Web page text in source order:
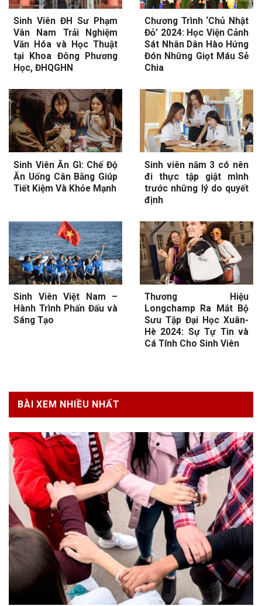
Sinh Viên ĐH Sư Phạm
Vân Nam Trải Nghiệm
Văn Hóa và Học Thuật
tại Khoa Đông Phương
Học, ĐHQGHN
Chương Trình ‘Chủ Nhật
Đỏ’ 2024: Học Viện Cảnh
Sát Nhân Dân Hào Hứng
Đón Những Giọt Máu Sẻ
Chia
Sinh Viên Ăn Gì: Chế Độ
Ăn Uống Cân Bằng Giúp
Tiết Kiệm Và Khỏe Mạnh
Sinh viên năm 3 có nên
đi thực tập giật mình
trước những lý do quyết
định
Sinh Viên Việt Nam –
Hành Trình Phấn Đấu và
Sáng Tạo
Thương Hiệu
Longchamp Ra Mắt Bộ
Sưu Tập Đại Học Xuân-
Hè 2024: Sự Tự Tin và
Cá Tính Cho Sinh Viên
BÀI XEM NHIỀU NHẤT